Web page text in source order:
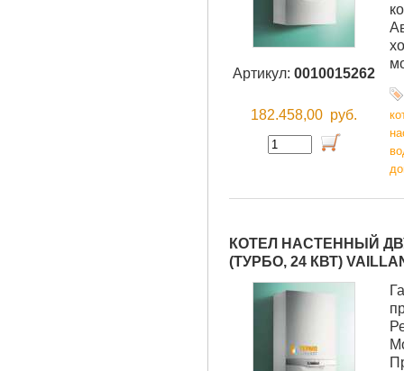
Артикул: 0010015262
182.458,00 руб.
КОТЕЛ НАСТЕННЫЙ
(ТУРБО, 24 КВТ)